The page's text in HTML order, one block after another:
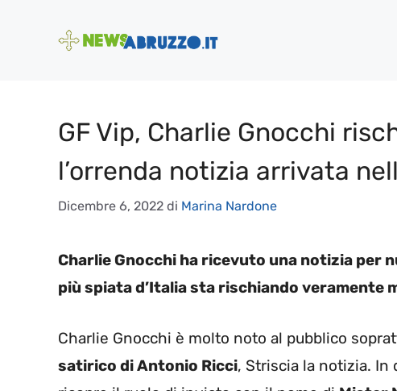
GF Vip, Charlie Gnocchi
l’orrenda notizia arrivata
Dicembre 6, 2022 di Marina Nardone
Charlie Gnocchi ha ricevuto una notizia per
più spiata d’Italia sta rischiando veramente
Charlie Gnocchi è molto noto al pubblico
satirico di Antonio Ricci, Striscia la notizia. In